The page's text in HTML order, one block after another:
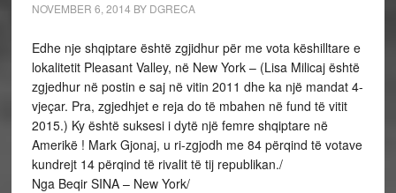
NOVEMBER 6, 2014 BY DGRECA
Edhe nje shqiptare është zgjidhur për me vota këshilltare e
lokalitetit Pleasant Valley, në New York – (Lisa Milicaj është
zgjedhur në postin e saj në vitin 2011 dhe ka një mandat 4-
vjeçar. Pra, zgjedhjet e reja do të mbahen në fund të vitit
2015.) Ky është suksesi i dytë një femre shqiptare në
Amerikë ! Mark Gjonaj, u ri-zgjodh me 84 përqind të votave
kundrejt 14 përqind të rivalit të tij republikan./
Nga Beqir SINA – New York/